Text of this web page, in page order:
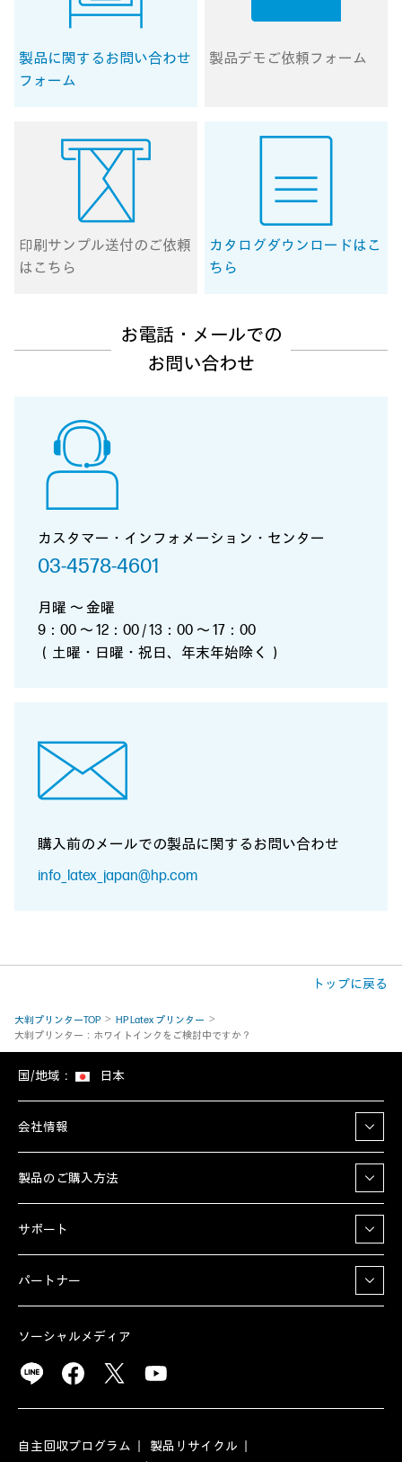
製品に関する お問い合わせ
フォーム
製品デモ ご依頼フォーム
印刷サンプル送付の ご依頼
はこちら
カタログダウンロードはこ
ちら
お電話・メールでの
お問い合わせ
カスタマー・インフォメーション・センター
03-4578-4601
月曜 ～ 金曜
9：00 ～ 12：00 / 13：00 ～ 17：00
（土曜・日曜・祝日、年末年始除く）
購入前のメールでの製品に関する お問い合わせ
info_latex_japan@hp.com
トップに戻る
大判プリンターTOP
HP Latex プリンター
大判プリンター：ホワイトインクをご検討中ですか？
国/地域： 日本
会社情報
製品のご購入方法
サポート
パートナー
ソーシャルメディア
自主回収プログラム
製品リサイクル